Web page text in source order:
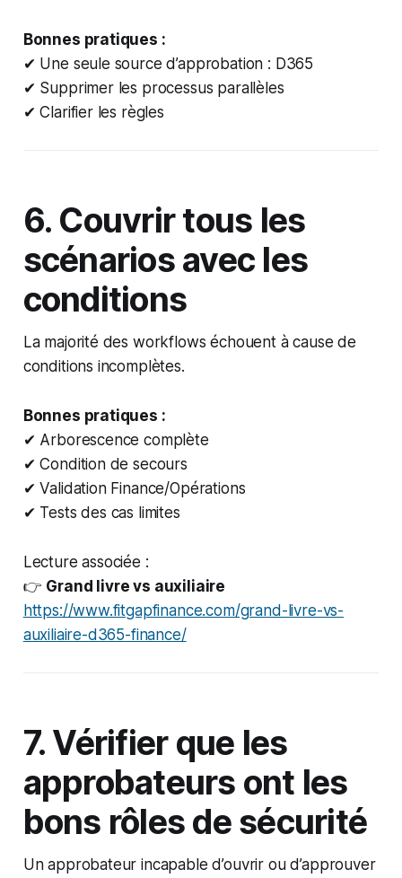
Bonnes pratiques :
✔ Une seule source d’approbation : D365
✔ Supprimer les processus parallèles
✔ Clarifier les règles
6. Couvrirtous les
scénarios avec les
conditions
La majorité des workflows échouent à cause de
conditions incomplètes.
Bonnes pratiques :
✔ Arborescence complète
✔ Condition de secours
✔ Validation Finance/Opérations
✔ Tests des cas limites
Lecture associée :
👉 Grand livre vs auxiliaire
https://www.fitgapfinance.com/grand-livre-vs-
auxiliaire-d365-finance/
7. Vérifier que les
approbateurs ont les
bons rôles de sécurité
Un approbateur incapable d’ouvrir ou d’approuver